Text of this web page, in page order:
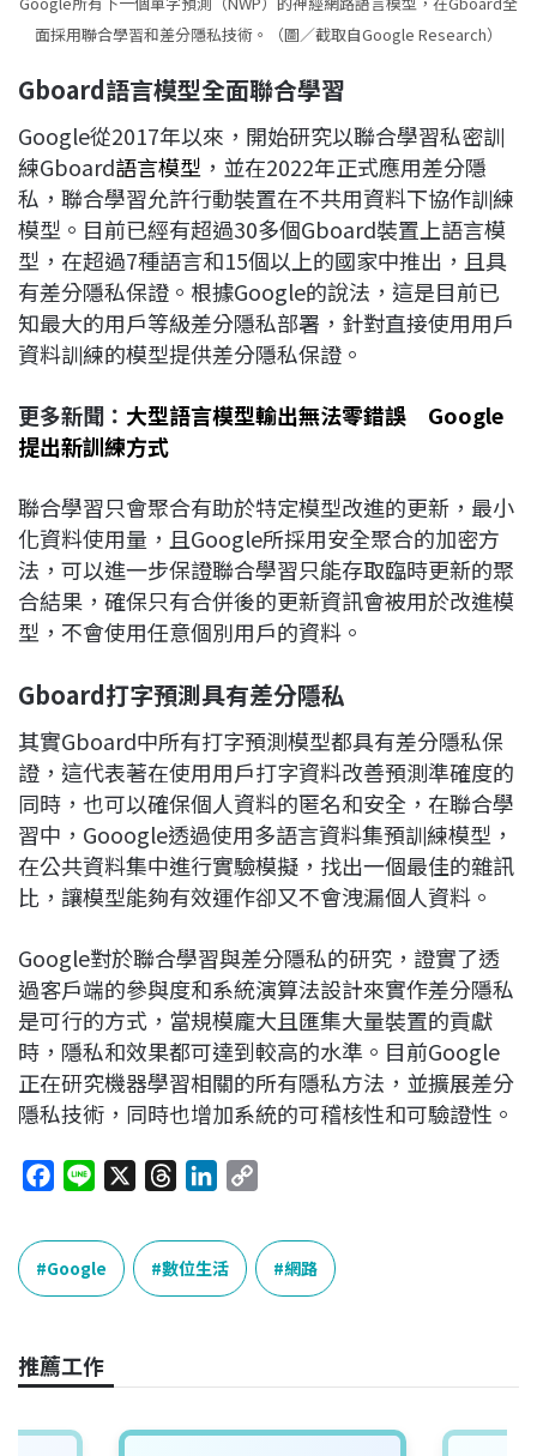
面採用聯合學習和差分隱私技術。（圖／截取自Google Research）
Gboard語言模型全面聯合學習
Google從2017年以來，開始研究以聯合學習私密訓
練Gboard語言模型 ，並在2022年正式應用差分隱
私，聯合學習允許行動裝置在不共用資料下協作訓練
模型。目前已經有超過30多個Gboard裝置上語言模
型，在超過7種語言和15個以上的國家中推出，且具
有差分隱私保證。根據Google的說法，這是目前已
知最大的用戶等級差分隱私部署，針對直接使用用戶
資料訓練的模型提供差分隱私保證。
更多新聞： 大型語言模型輸出無法零錯誤 Google
提出新訓練方式
聯合學習只會聚合有助於特定模型改進的更新，最小
化資料使用量，且Google所採用安全聚合的加密方
法，可以進一步保證聯合學習只能存取臨時更新的聚
合結果，確保只有合併後的更新資訊會被用於改進模
型，不會使用任意個別用戶的資料。
Gboard打字預測具有差分隱私
其實Gboard中所有打字預測模型都具有差分隱私保
證，這代表著在使用用戶打字資料改善預測準確度的
同時，也可以確保個人資料的匿名和安全，在聯合學
習中，Gooogle透過使用多語言資料集預訓練模型，
在公共資料集中進行實驗模擬，找出一個最佳的雜訊
比，讓模型能夠有效運作卻又不會洩漏個人資料。
Google對於聯合學習與差分隱私的研究，證實了透
過客戶端的參與度和系統演算法設計來實作差分隱私
是可行的方式，當規模龐大且匯集大量裝置的貢獻
時，隱私和效果都可達到較高的水準。目前Google
正在研究機器學習相關的所有隱私方法，並擴展差分
隱私技術，同時也增加系統的可稽核性和可驗證性。
c
e
b
o
k
n
e
r
e
a
n
k
e
n
p
y
L
k
Google 數位生活 網路
推薦工作